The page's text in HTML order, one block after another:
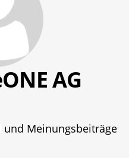
AG
und Meinungsbeiträge